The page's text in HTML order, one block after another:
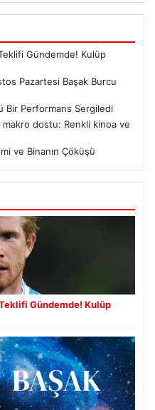
Gündemde! Kulüp
Pazartesi Başak Burcu
Bir Performans Sergiledi
dostu: Renkli kinoa ve
ve Binanın Çöküşü
Gündemde! Kulüp